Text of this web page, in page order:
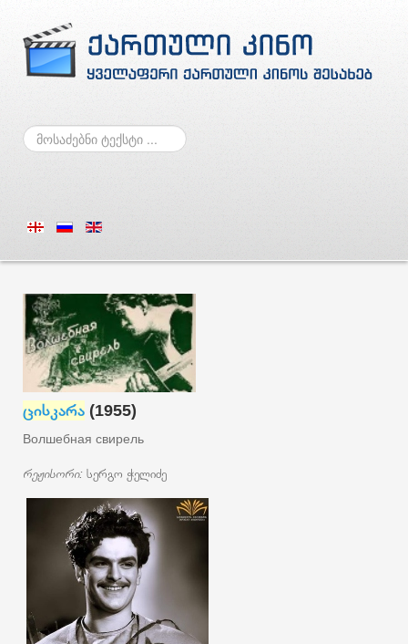
ძებნა
ცისკარა (1955)
Волшебная свирель
რეჟისორი: სერგო ჭელიძე